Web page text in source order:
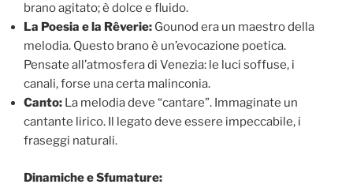
brano agitato; è dolce e fluido.
La Poesia e la Rêverie: Gounod era un maestro della
melodia. Questo brano è un’evocazione poetica.
Pensate all’atmosfera di Venezia: le luci soffuse, i
canali, forse una certa malinconia.
Canto: La melodia deve “cantare”. Immaginate un
cantante lirico. Il legato deve essere impeccabile, i
fraseggi naturali.
Dinamiche e Sfumature: